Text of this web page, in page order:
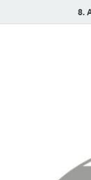
8.